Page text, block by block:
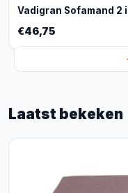
Vadigran Sofamand 2
€46,75
Laatst bekeken